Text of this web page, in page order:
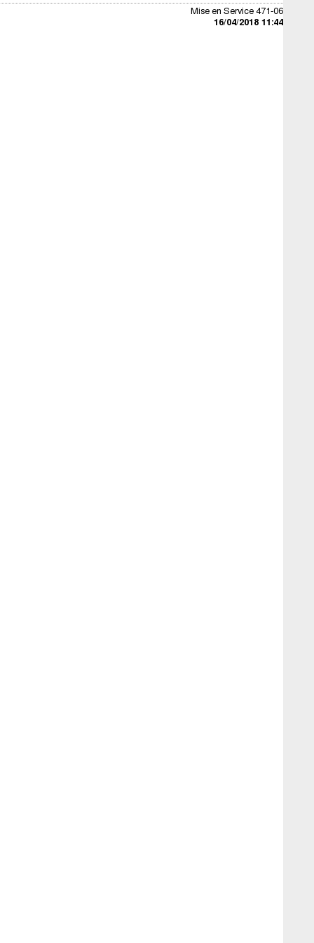
Mise en Service 471-06
16/04/2018 11:44